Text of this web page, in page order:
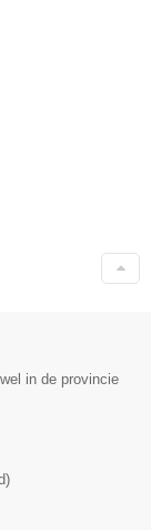
in de provincie
)